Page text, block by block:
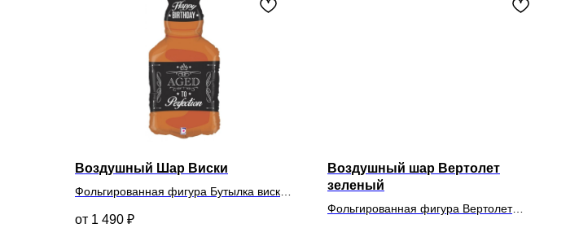
Воздушный Шар Виски
Фольгированная фигура Бутылка виски
1 490 ₽
Воздушный шар Вертолет
зеленый
Фольгированная фигура Вертолет